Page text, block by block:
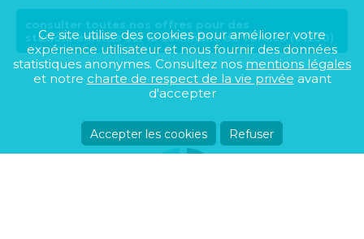
consulter toutes nos offres pour des
stationnements sur la commune de Torcieu (01230)
Ce site utilise des cookies pour améliorer votre
expérience utilisateur et nous fournir des données
statistiques anonymes. Consultez nos mentions légales
et notre charte de respect de la vie privée avant
d'accepter
Accepter les cookies Refuser